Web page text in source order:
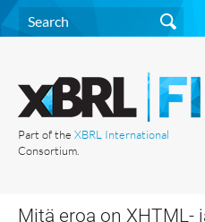
Part of the XBRL International
Consortium.
Mitä eroa on XHTML-